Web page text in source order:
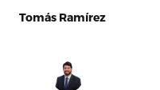
Tomás Ramírez